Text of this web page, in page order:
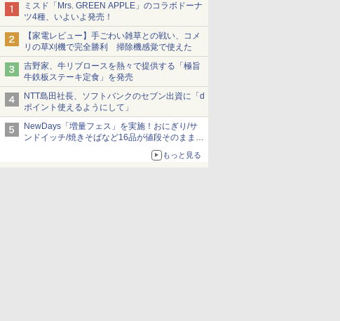
ミスド「Mrs. GREEN APPLE」のコラボドーナ
ツ4種、いよいよ発売！
【家電レビュー】手ごわい雑草との戦い、コメ
リの草刈機で完全勝利 掃除機感覚で使えた
吉野家、牛リブロースを熱々で提供する「極旨
牛鉄板ステーキ定食」を発売
NTT島田社長、ソフトバンクのセブン出資に「d
ポイント使えるようにして」
NewDays「増量フェス」を実施！おにぎり/サ
ンドイッチ/焼きそばなど16品が値段そのままで
もっと見る